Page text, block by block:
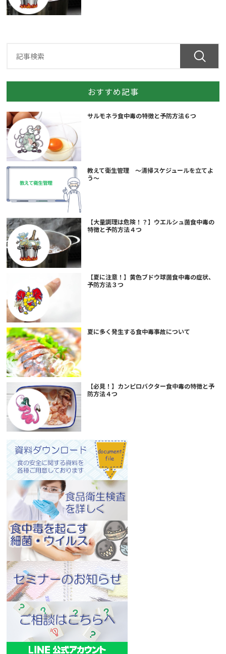
おすすめ記事
サルモネラ食中毒の特徴と予防方法６つ
教えて衛生管理 ～清掃スケジュールを立てよ
う～
【大量調理は危険！？】ウエルシュ菌食中毒の
特徴と予防方法４つ
【夏に注意！】黄色ブドウ球菌食中毒の症状、
予防方法３つ
夏に多く発生する食中毒事故について
【必見！】カンピロバクター食中毒の特徴と予
防方法４つ